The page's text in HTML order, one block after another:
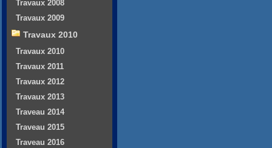
Travaux 2008
Travaux 2009
Travaux 2010
Travaux 2010
Travaux 2011
Travaux 2012
Travaux 2013
Traveau 2014
Traveau 2015
Traveau 2016